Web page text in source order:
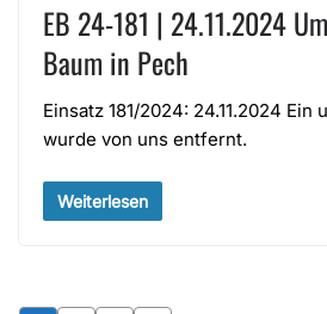
EB 24-181 | 24.11.2024
Baum in Pech
Einsatz 181/2024: 24.11.2024 Ein
wurde von uns entfernt.
Weiterlesen